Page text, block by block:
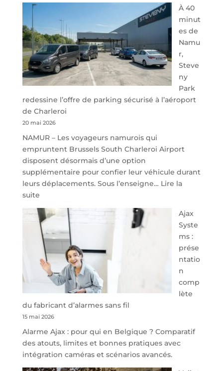
À 40
minut
es de
Namu
r,
Steve
ny
Park
redessine l’offre de parking sécurisé à l’aéroport
de Charleroi
20 mai 2026
NAMUR – Les voyageurs namurois qui
empruntent Brussels South Charleroi Airport
disposent désormais d’une option
supplémentaire pour confier leur véhicule durant
leurs déplacements. Sous l’enseigne… Lire la
suite:
40
minutes
de
Namur,
Steveny
Park
redessine
de
parking
sécurisé
à
l’aéroport
de
Ajax
Syste
ms :
prése
ntatio
n
comp
lète
du fabricant d’alarmes sans fil
15 mai 2026
Alarme Ajax : pour qui en Belgique ? Comparatif
des atouts, limites et bonnes pratiques avec
intégration caméras et scénarios avancés.